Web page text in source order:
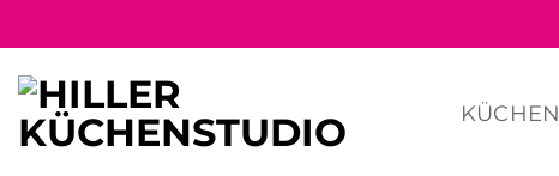
Inhalt
springen
KÜCHEN